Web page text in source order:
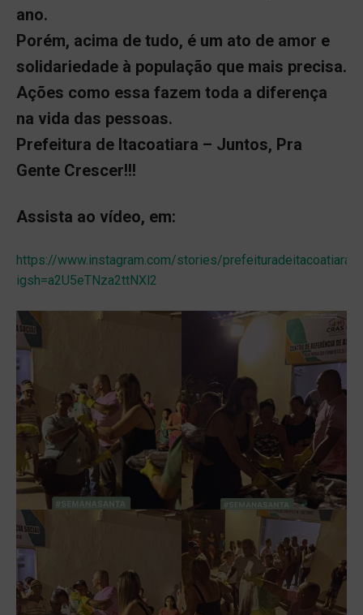
ano.
Porém, acima de tudo, é um ato de amor e
solidariedade à população que mais precisa.
Ações como essa fazem toda a diferença
na vida das pessoas.
Prefeitura de Itacoatiara – Juntos, Pra
Gente Crescer!!!
Assista ao vídeo, em:
https://www.instagram.com/stories/prefeituradeitacoatiara/
igsh=a2U5eTNza2ttNXl2